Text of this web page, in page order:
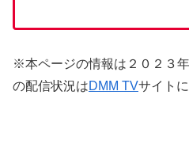
※本ページの情報は２０２３
の配信状況はDMM TVサイト